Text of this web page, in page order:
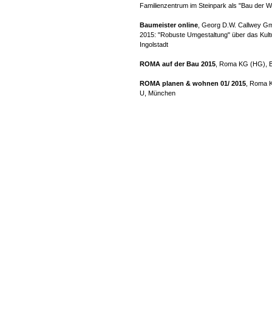
Familienzentrum im Steinpark als "Bau der
Baumeister online , Georg D.W. Callwey
2015: "Robuste Umgestaltung" über das
Ingolstadt
ROMA auf der Bau 2015 , Roma KG (HG),
ROMA planen & wohnen 01/ 2015 , Roma
U, München